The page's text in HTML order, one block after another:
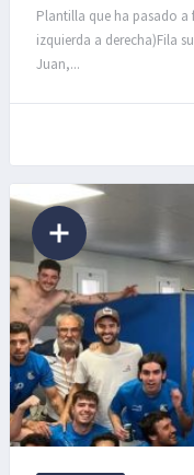
Plantilla que ha pasado a
izquierda a derecha)Fila
Juan,...